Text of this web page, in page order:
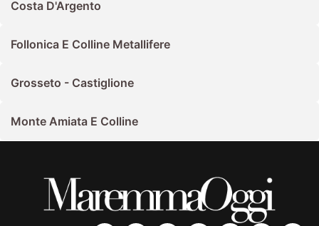
Costa D'Argento
Follonica E Colline Metallifere
Grosseto - Castiglione
Monte Amiata E Colline